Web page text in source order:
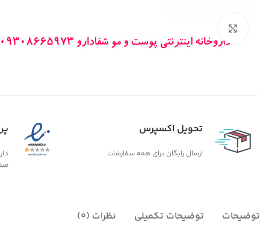
تحویل اکسپرس
ارسال رایگان برای همه سفارشات
توضیحات توضیحات تکمیلی نظرات (0)